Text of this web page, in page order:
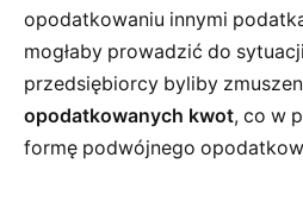
opodatkowaniu innymi
mogłaby prowadzić do
przedsiębiorcy byliby
opodatkowanych kwot, co w
formę podwójnego